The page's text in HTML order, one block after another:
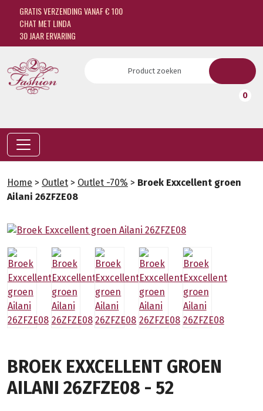
GRATIS VERZENDING VANAF € 100
CHAT MET LINDA
30 JAAR ERVARING
0
Home > Outlet > Outlet -70% > Broek Exxcellent groen
Ailani 26ZFZE08
BROEK EXXCELLENT GROEN
AILANI 26ZFZE08 - 52